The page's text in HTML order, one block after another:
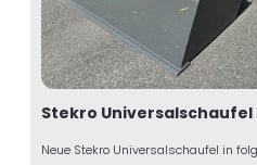
Stekro Universalschaufel
Neue Stekro Universalschaufel in